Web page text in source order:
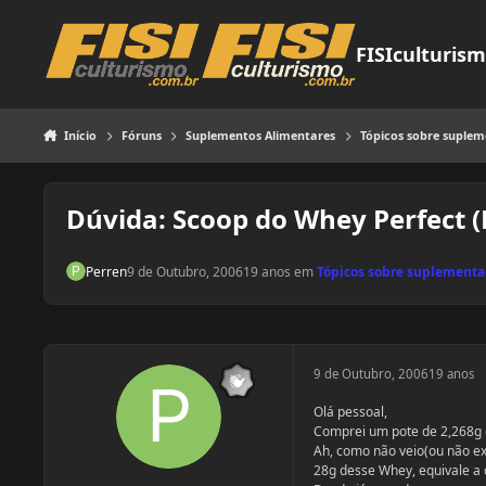
Início Fóruns Suplementos Alimentares Tópicos sobre
Dúvida: Scoop do Whey Perfect
Perren9 de Outubro, 200619 anos emTópicos sobre
9 de Outubro, 200619 anos
Olá pessoal,
Comprei um pote de 2,268g
Ah, como não veio(ou não
28g desse Whey, equivale